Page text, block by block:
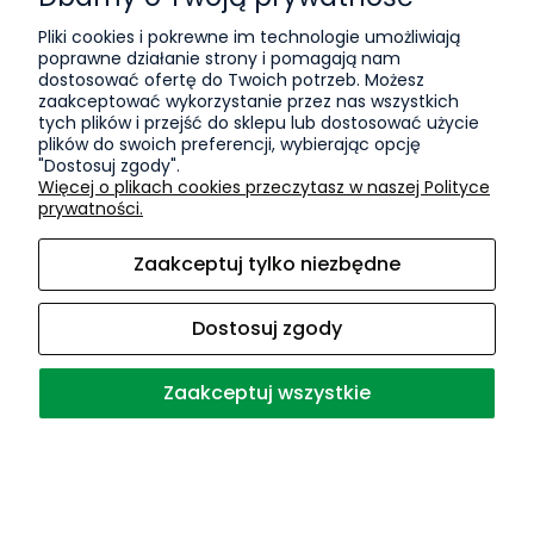
paski kaczki z
dodatkiem dorsza
CHAMPI LS-9218
500g
Dostępność:
średnia ilość
Wysyłka w:
godziny
30,36 zł
pierś kurczaka na
patyku CHAMPI LS-
9112 500g
Dostępność:
Wysyłka w: 24
godziny
Przysmak dla psa
Przysmak dla psa
Pliki cookies i pokrewne im technologie umożliwiają
poprawne działanie strony i pomagają nam
dostosować ofertę do Twoich potrzeb. Możesz
zaakceptować wykorzystanie przez nas wszystkich
tych plików i przejść do sklepu lub dostosować użycie
plików do swoich preferencji, wybierając opcję
"Dostosuj zgody".
Więcej o plikach cookies przeczytasz w naszej Polityce
prywatności.
Zaakceptuj tylko niezbędne
Dostosuj zgody
Zaakceptuj wszystkie